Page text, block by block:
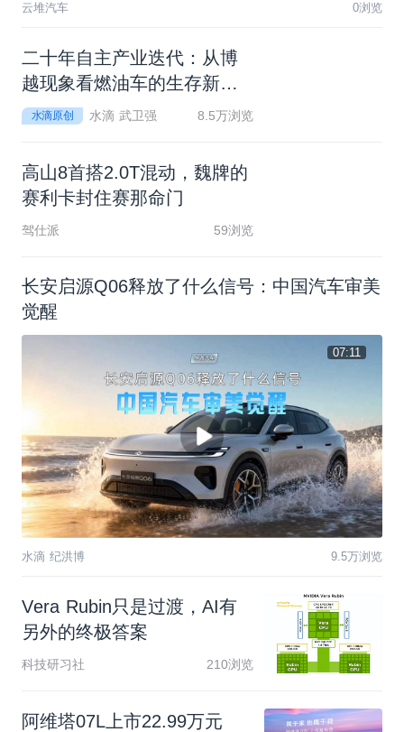
云堆汽车 0浏览
二十年自主产业迭代： 从博
越现象看燃油车的生存新逻
辑水滴原创 水滴 武卫强 8.5万浏览
高山8首搭2.0T混动 ， 魏牌的
赛利 卡封住赛那命门
驾仕派 59浏览
长安启源Q06释放了什么信号：中国汽车审美
觉醒
07:11
水滴 纪洪博 9.5万浏览
Vera Rubin只 是过渡 ， AI有
另外的终极答案
科技研习社 210浏览
阿维塔07L上市22.99万元